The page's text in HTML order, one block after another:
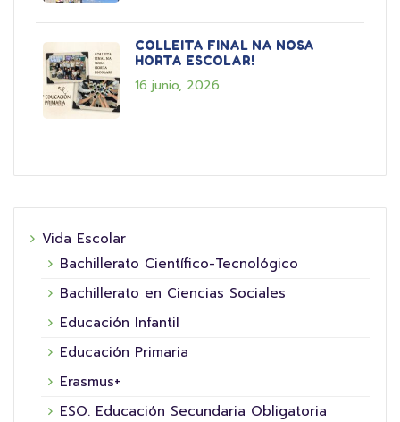
COLLEITA FINAL NA NOSA
HORTA ESCOLAR!
16 junio, 2026
Vida Escolar
Bachillerato Científico-Tecnológico
Bachillerato en Ciencias Sociales
Educación Infantil
Educación Primaria
Erasmus+
ESO. Educación Secundaria Obligatoria